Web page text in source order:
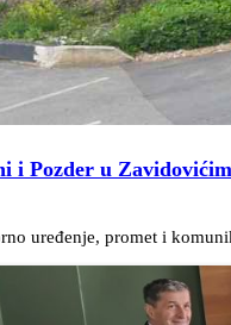
i Pozder u
uređenje, promet i